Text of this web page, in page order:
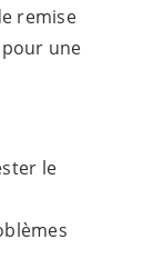
remise
une
le